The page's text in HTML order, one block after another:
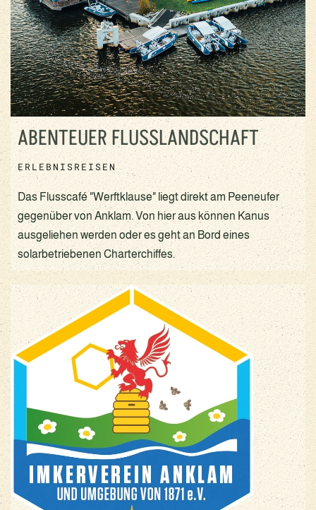
ABENTEUER FLUSSLANDSCHAFT
ERLEBNISREISEN
Das Flusscafé "Werftklause" liegt direkt am Peeneufer
gegenüber von Anklam. Von hier aus können Kanus
ausgeliehen werden oder es geht an Bord eines
solarbetriebenen Charterchiffes.